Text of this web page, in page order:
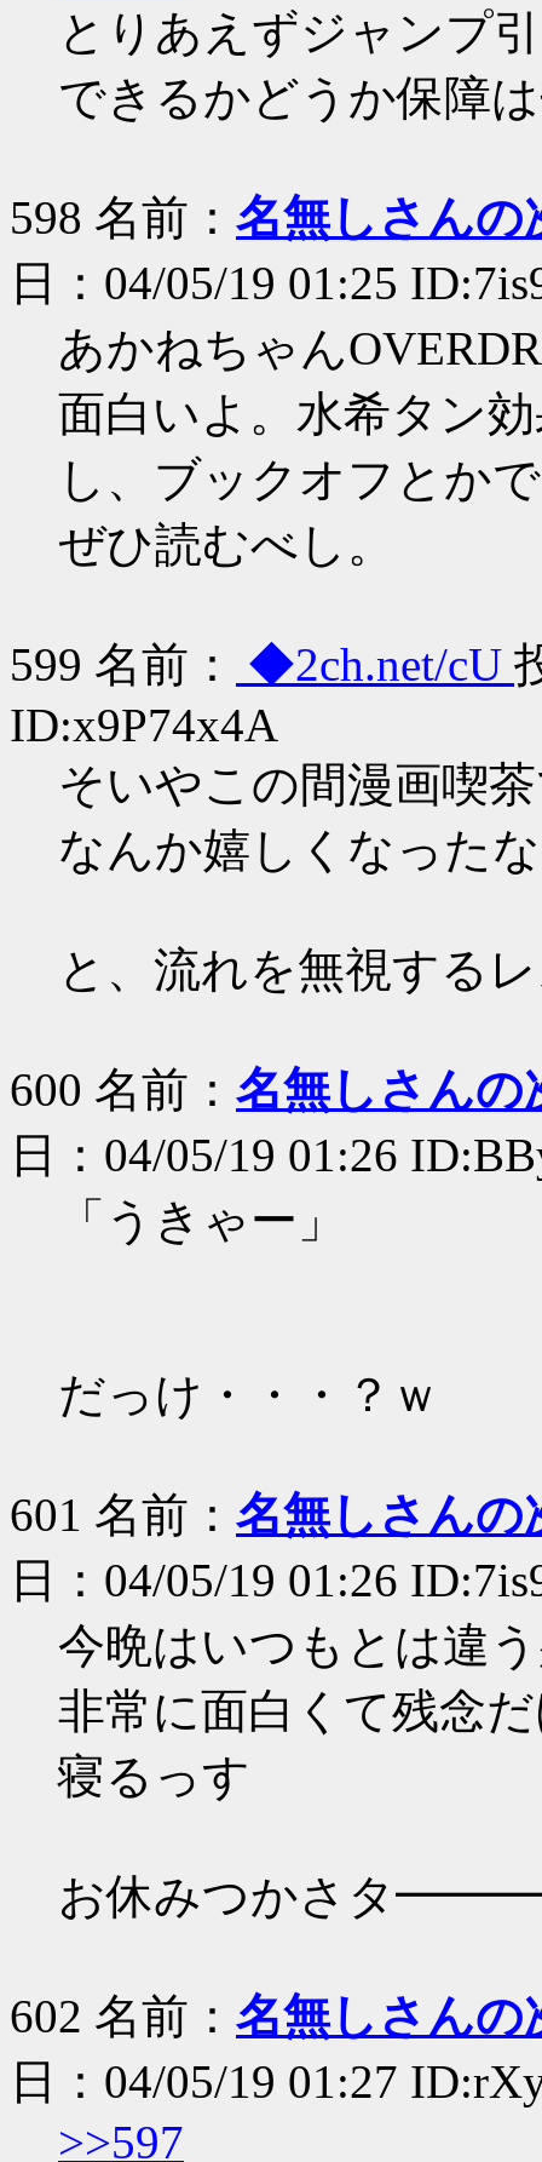
とりあえずジャンプ
できるかどうか保障
598 名前： 名無しさんの
日：04/05/19 01:25
あかねちゃん
面白いよ。水希タン
し、ブックオフとか
ぜひ読むべし。
599 名前： ◆2ch.net/cU
ID:x9P74x4A
そいやこの間漫画喫
なんか嬉しくなった
と、流れを無視する
600 名前： 名無しさんの
日：04/05/19 01:26
「うきゃー」
だっけ・・・？ｗ
601 名前： 名無しさんの
日：04/05/19 01:26
今晩はいつもとは違
非常に面白くて残念
寝るっす
お休みつかさタ
602 名前： 名無しさんの
日：04/05/19 01:27
>>597